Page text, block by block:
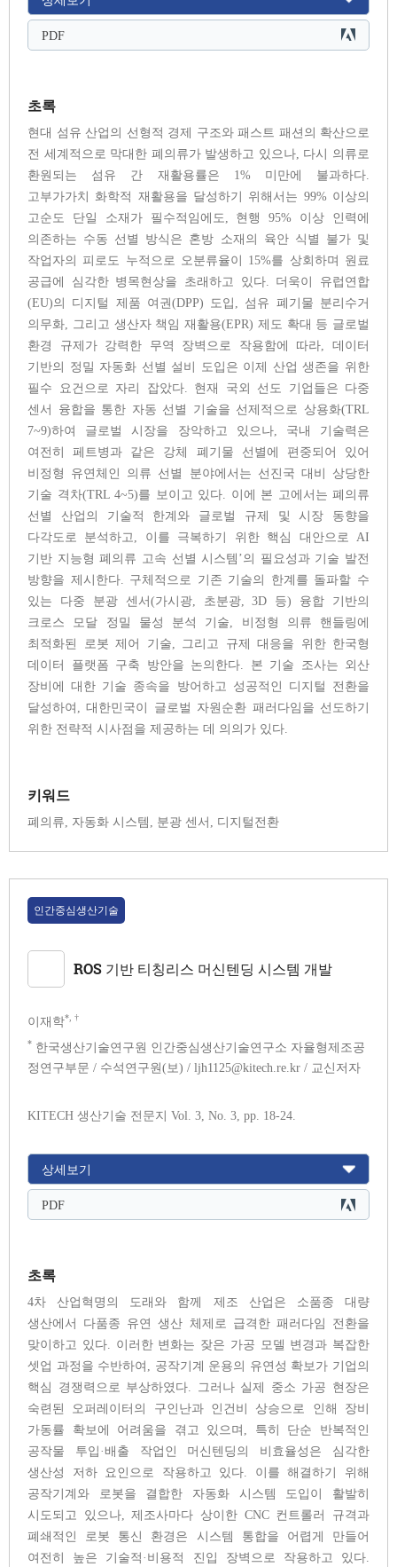
PDF
초록
현대 섬유 산업의 선형적 경제 구조와 패스트 패션의 확산으로
전 세계적으로 막대한 폐의류가 발생하고 있으나, 다시 의류로
환원되는 섬유 간 재활용률은 1% 미만에 불과하다.
고부가가치 화학적 재활용을 달성하기 위해서는 99% 이상의
고순도 단일 소재가 필수적임에도, 현행 95% 이상 인력에
의존하는 수동 선별 방식은 혼방 소재의 육안 식별 불가 및
작업자의 피로도 누적으로 오분류율이 15%를 상회하며 원료
공급에 심각한 병목현상을 초래하고 있다. 더욱이 유럽연합
(EU)의 디지털 제품 여권(DPP) 도입, 섬유 폐기물 분리수거
의무화, 그리고 생산자 책임 재활용(EPR) 제도 확대 등 글로벌
환경 규제가 강력한 무역 장벽으로 작용함에 따라, 데이터
기반의 정밀 자동화 선별 설비 도입은 이제 산업 생존을 위한
필수 요건으로 자리 잡았다. 현재 국외 선도 기업들은 다중
센서 융합을 통한 자동 선별 기술을 선제적으로 상용화(TRL
7~9)하여 글로벌 시장을 장악하고 있으나, 국내 기술력은
여전히 페트병과 같은 강체 폐기물 선별에 편중되어 있어
비정형 유연체인 의류 선별 분야에서는 선진국 대비 상당한
기술 격차(TRL 4~5)를 보이고 있다. 이에 본 고에서는 폐의류
선별 산업의 기술적 한계와 글로벌 규제 및 시장 동향을
다각도로 분석하고, 이를 극복하기 위한 핵심 대안으로 AI
기반 지능형 폐의류 고속 선별 시스템’의 필요성과 기술 발전
방향을 제시한다. 구체적으로 기존 기술의 한계를 돌파할 수
있는 다중 분광 센서(가시광, 초분광, 3D 등) 융합 기반의
크로스 모달 정밀 물성 분석 기술, 비정형 의류 핸들링에
최적화된 로봇 제어 기술, 그리고 규제 대응을 위한 한국형
데이터 플랫폼 구축 방안을 논의한다. 본 기술 조사는 외산
장비에 대한 기술 종속을 방어하고 성공적인 디지털 전환을
달성하여, 대한민국이 글로벌 자원순환 패러다임을 선도하기
위한 전략적 시사점을 제공하는 데 의의가 있다.
키워드
폐의류, 자동화 시스템, 분광 센서, 디지털전환
인간중심생산기술
ROS 기반 티칭리스 머신텐딩 시스템 개발
이재학*, †
* 한국생산기술연구원 인간중심생산기술연구소 자율형제조공
정연구부문 / 수석연구원(보) / ljh1125@kitech.re.kr / 교신저자
KITECH 생산기술 전문지 Vol. 3, No. 3, pp. 18-24.
상세보기
PDF
초록
4차 산업혁명의 도래와 함께 제조 산업은 소품종 대량
생산에서 다품종 유연 생산 체제로 급격한 패러다임 전환을
맞이하고 있다. 이러한 변화는 잦은 가공 모델 변경과 복잡한
셋업 과정을 수반하여, 공작기계 운용의 유연성 확보가 기업의
핵심 경쟁력으로 부상하였다. 그러나 실제 중소 가공 현장은
숙련된 오퍼레이터의 구인난과 인건비 상승으로 인해 장비
가동률 확보에 어려움을 겪고 있으며, 특히 단순 반복적인
공작물 투입·배출 작업인 머신텐딩의 비효율성은 심각한
생산성 저하 요인으로 작용하고 있다. 이를 해결하기 위해
공작기계와 로봇을 결합한 자동화 시스템 도입이 활발히
시도되고 있으나, 제조사마다 상이한 CNC 컨트롤러 규격과
폐쇄적인 로봇 통신 환경은 시스템 통합을 어렵게 만들어
여전히 높은 기술적·비용적 진입 장벽으로 작용하고 있다.